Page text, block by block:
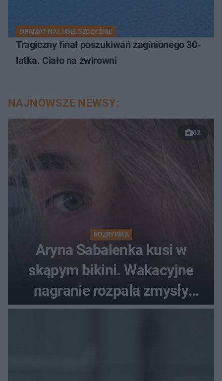
DRAMAT NA LUBELSZCZYŹNIE
Tragiczny finał poszukiwań zaginionego 30-
latka. Ciało na żwirowni
NAJNOWSZE NEWSY:
62
ROZRYWKA
Aryna Sabalenka kusi w
skąpym bikini. Wakacyjne
nagranie rozpala zmysły
fanów